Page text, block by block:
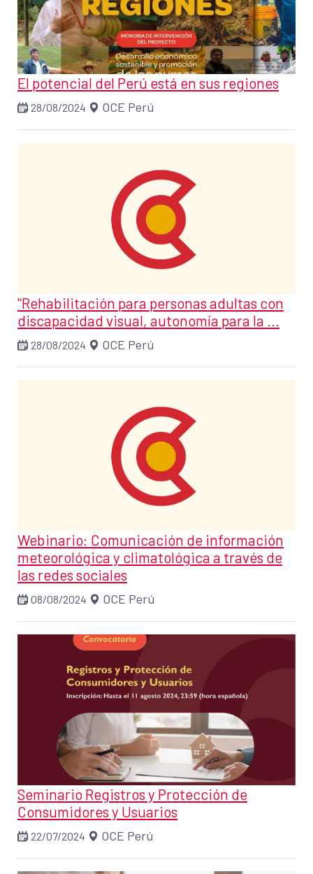
El potencial del Perú está en sus regiones
28/08/2024 OCE Perú
"Rehabilitación para personas adultas con
discapacidad visual, autonomía para la ...
28/08/2024 OCE Perú
Webinario: Comunicación de información
meteorológica y climatológica a través de
las redes sociales
08/08/2024 OCE Perú
Seminario Registros y Protección de
Consumidores y Usuarios
22/07/2024 OCE Perú